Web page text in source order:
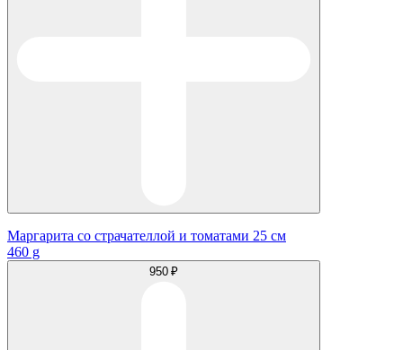
Маргарита со страчателлой и томатами 25 см
460 g
950 ₽